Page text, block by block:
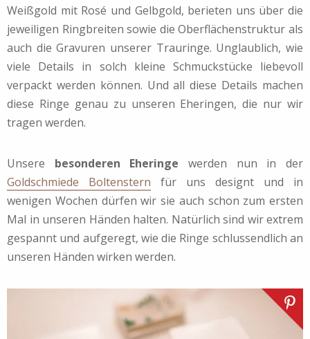
Weißgold mit Rosé und Gelbgold, berieten uns über die
jeweiligen Ringbreiten sowie die Oberflächenstruktur als
auch die Gravuren unserer Trauringe. Unglaublich, wie
viele Details in solch kleine Schmuckstücke liebevoll
verpackt werden können. Und all diese Details machen
diese Ringe genau zu unseren Eheringen, die nur wir
tragen werden.
Unsere besonderen Eheringe werden nun in der
Goldschmiede Boltenstern für uns designt und in
wenigen Wochen dürfen wir sie auch schon zum ersten
Mal in unseren Händen halten. Natürlich sind wir extrem
gespannt und aufgeregt, wie die Ringe schlussendlich an
unseren Händen wirken werden.